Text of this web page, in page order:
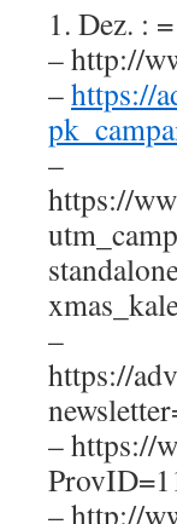
1. Dez. :
– http://
–https://
–
https://
–
https://
– https://
– http://